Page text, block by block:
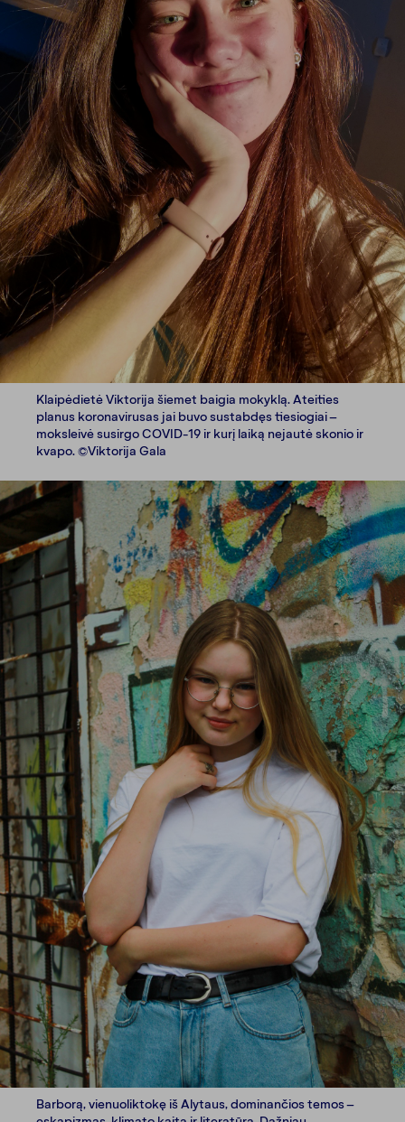
Klaipėdietė Viktorija šiemet baigia mokyklą. Ateities
planus koronavirusas jai buvo sustabdęs tiesiogiai –
moksleivė susirgo COVID-19 ir kurį laiką nejautė skonio ir
kvapo. ©Viktorija Gala
Barborą, vienuoliktokę iš Alytaus, dominančios temos –